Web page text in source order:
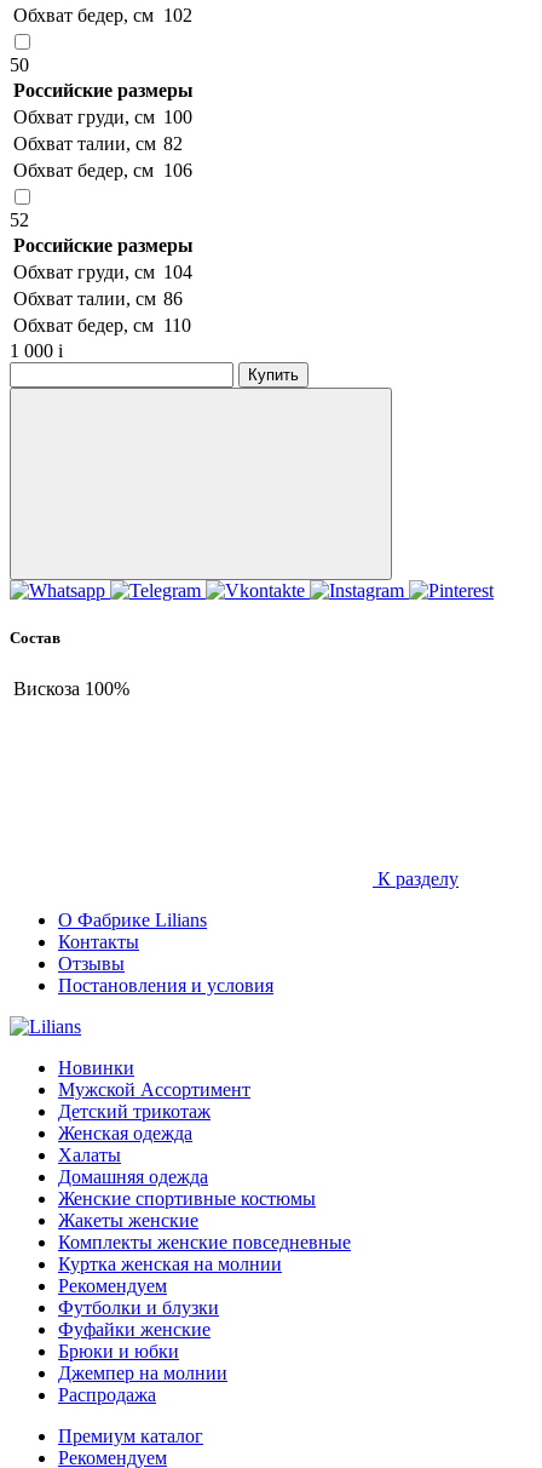
Обхват бедер, см 102
50
Российские размеры
Обхват груди, см 100
Обхват талии, см 82
Обхват бедер, см 106
52
Российские размеры
Обхват груди, см 104
Обхват талии, см 86
Обхват бедер, см 110
1 000 i
Купить
Состав
Вискоза 100%
К разделу
О Фабрике Lilians
Контакты
Отзывы
Постановления и условия
Новинки
Мужской Ассортимент
Детcкий трикотаж
Женская одежда
Халаты
Домашняя одежда
Женские спортивные костюмы
Жакеты женские
Комплекты женские повседневные
Куртка женская на молнии
Рекомендуем
Футболки и блузки
Фуфайки женские
Брюки и юбки
Джемпер на молнии
Распродажа
Премиум каталог
Рекомендуем